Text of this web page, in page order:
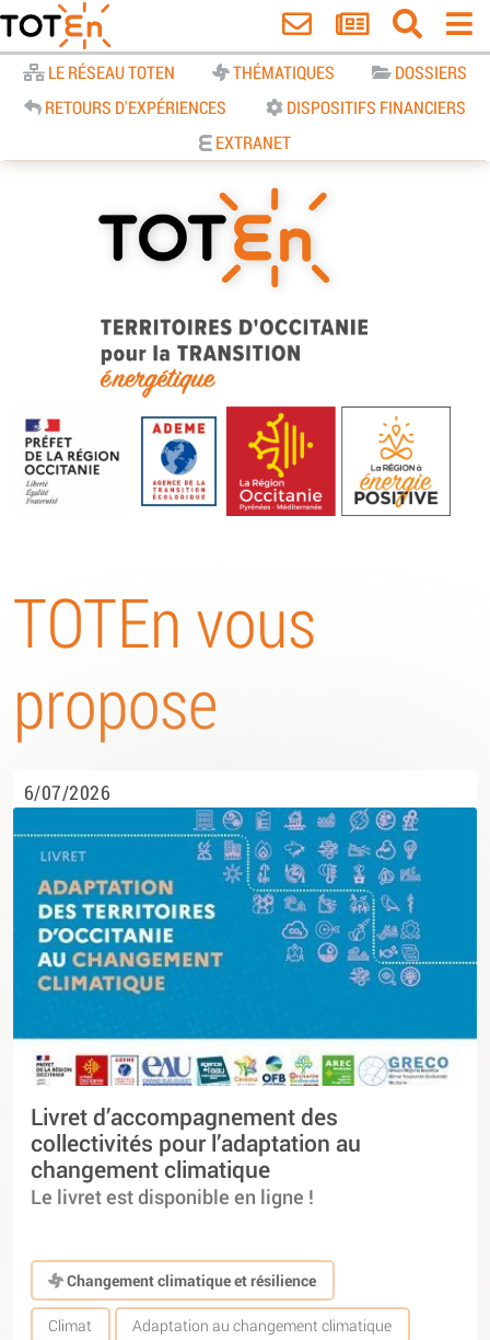
LE RÉSEAU TOTEN THÉMATIQUES
DOSSIERS
RETOURS D'EXPÉRIENCES
DISPOSITIFS FINANCIERS
EXTRANET
TOTEn Occitanie | Territoires
d’Occitanie pour la Transition
Energétique
TOTEn vous
propose
6/07/2026
Livret d’accompagnement des
collectivités pour l’adaptation au
changement climatique
Le livret est disponible en ligne !
Changement climatique et résilience
Climat Adaptation au changement climatique